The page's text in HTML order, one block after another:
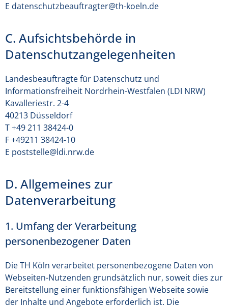
E datenschutzbeauftragter@th-koeln.de
C. Aufsichtsbehörde in
Datenschutzangelegenheiten
Landesbeauftragte für Datenschutz und
Informationsfreiheit Nordrhein-Westfalen (LDI NRW)
Kavalleriestr. 2-4
40213 Düsseldorf
T +49 211 38424-0
F +49211 38424-10
E poststelle@ldi.nrw.de
D. Allgemeines zur
Datenverarbeitung
1. Umfang der Verarbeitung
personenbezogener Daten
Die TH Köln verarbeitet personenbezogene Daten von
Webseiten-Nutzenden grundsätzlich nur, soweit dies zur
Bereitstellung einer funktionsfähigen Webseite sowie
der Inhalte und Angebote erforderlich ist. Die